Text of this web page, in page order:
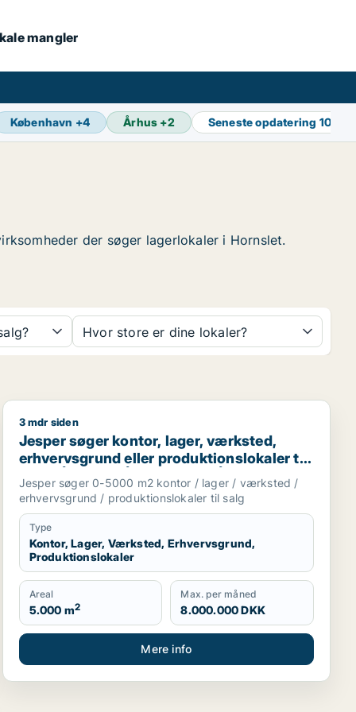
mangler
København +4 Århus +2 Seneste opdatering 10
der søger lagerlokaler i Hornslet.
Hvor store er dine lokaler?
Jesper søger kontor, lager, værksted, erhvervsgrund
3 mdr siden
Jesper søger kontor, lager, værksted,
erhvervsgrund eller produktionslokaler til
salg i Århus C, Århus N eller Århus V m.fl.
Jesper søger 0-5000 m2 kontor / lager / værksted /
erhvervsgrund / produktionslokaler til salg
Type
Kontor, Lager, Værksted, Erhvervsgrund,
Produktionslokaler
Areal
5.000 m2
Max. per måned
8.000.000 DKK
Mere info